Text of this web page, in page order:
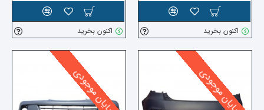
اکنون بخرید اکنون بخرید
پایان موجودی پایان موجودی